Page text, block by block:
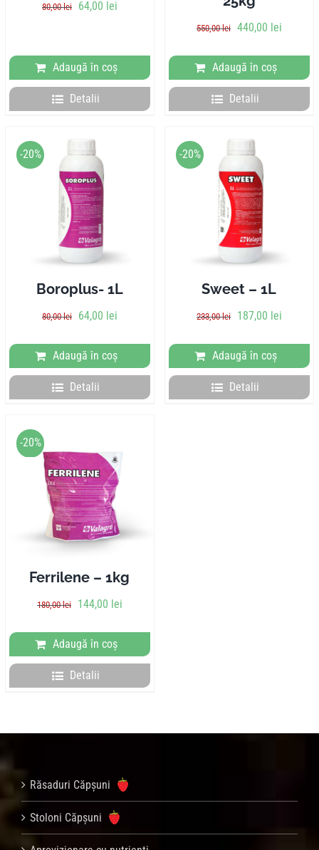
80,00lei 64,00 lei
Adaugă în coș
Detalii
550,00lei 440,00 lei
Adaugă în coș
Detalii
-20%
Boroplus- 1L
80,00lei 64,00 lei
Adaugă în coș
Detalii
-20%
Sweet – 1L
233,00lei 187,00 lei
Adaugă în coș
Detalii
-20%
Ferrilene – 1kg
180,00lei 144,00 lei
Adaugă în coș
Detalii
Răsaduri Căpșuni
Stoloni Căpșuni